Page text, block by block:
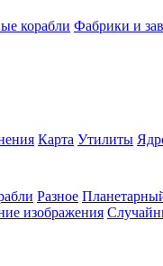
корабли Фабрики и
Карта Утилиты
Разное
изображения